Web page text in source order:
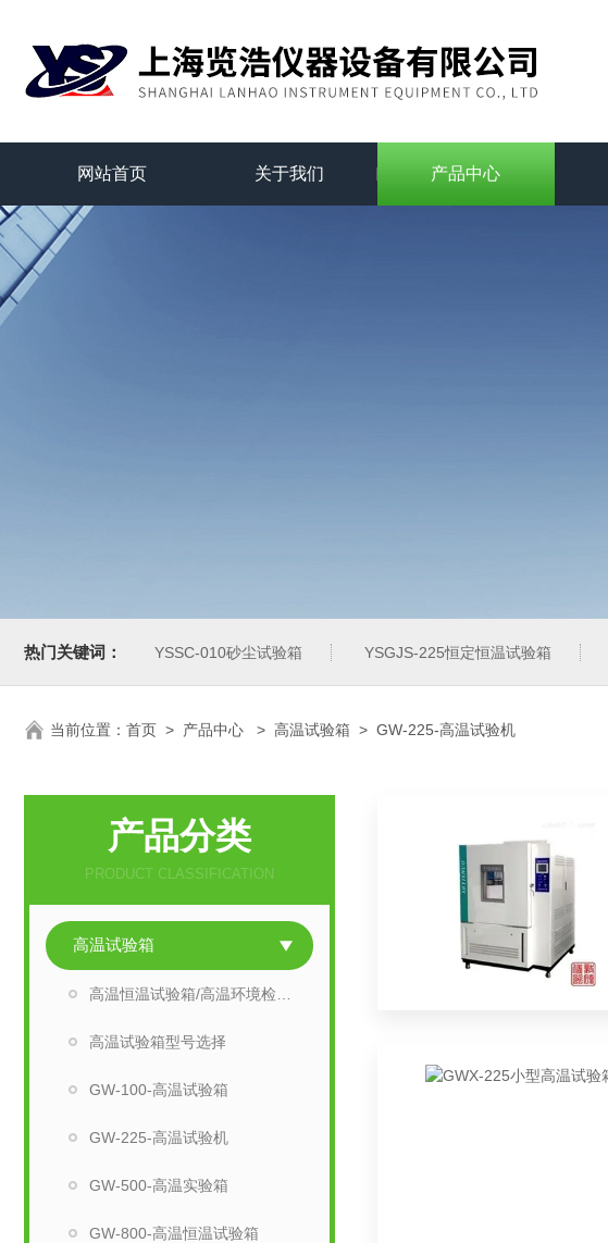
网站首页 关于我们 产品中心
热门关键词： YSSC-010砂尘试验箱 YSGJS-225恒定恒温试验箱
当前位置： 首页 > 产品中心 > 高温试验箱 > GW-225-高温试验机
产品分类
PRODUCT CLASSIFICATION
高温试验箱
高温试验箱型号选择
GW-100-高温试验箱
GW-225-高温试验机
GW-500-高温实验箱
GW-800-高温恒温试验箱